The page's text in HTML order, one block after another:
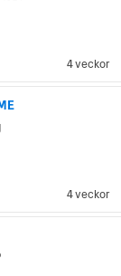
4 veckor
4 veckor